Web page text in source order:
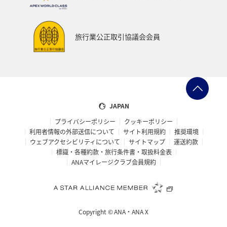
旅行業公正取引協議会会員
JAPAN
プライバシーポリシー
クッキーポリシー
利用者情報の外部送信について
サイト利用規約
推奨環境
ウェブアクセシビリティについて
サイトマップ
運送約款
標識・各種約款・旅行条件書・取扱料金表
ANAマイレージクラブ会員規約
Copyright ©ANA・ANA X